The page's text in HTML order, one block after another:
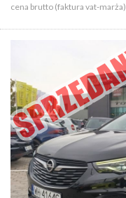
cena brutto (faktura vat-marża)